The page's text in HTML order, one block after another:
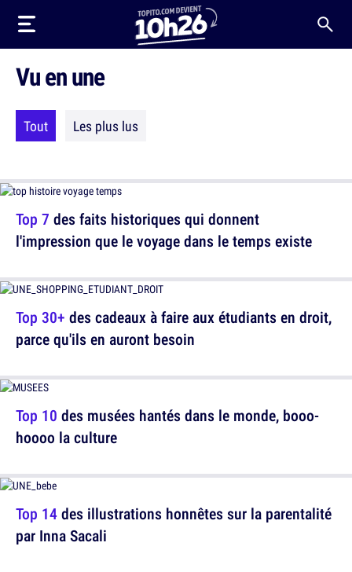
Vu en une
Tout Les plus lus
Top 7 des faits historiques qui donnent
l'impression que le voyage dans le temps existe
Top 10 des musées hantés dans le monde, booo-
hoooo la culture
Top 30+ des cadeaux à faire aux étudiants en droit,
parce qu'ils en auront besoin
Top 14des illustrations honnêtes sur la parentalité
par Inna Sacali